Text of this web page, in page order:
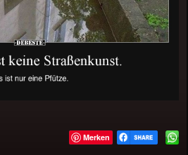
Merken